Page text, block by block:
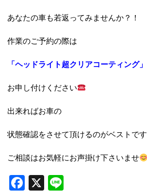
あなたの車も若返ってみませんか？！
作業のご予約の際は
「ヘッドライト超クリアコーティング」
お申し付けください
出来ればお車の
状態確認をさせて頂けるのがベストです
ご相談はお気軽にお声掛け下さいませ
Facebook
X